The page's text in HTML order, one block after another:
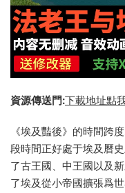
資源傳送門:下載地址點
《埃及豔後》的時間跨
段時間正好處于埃及曆
了古王國、中王國以及
了埃及從小帝國擴張爲